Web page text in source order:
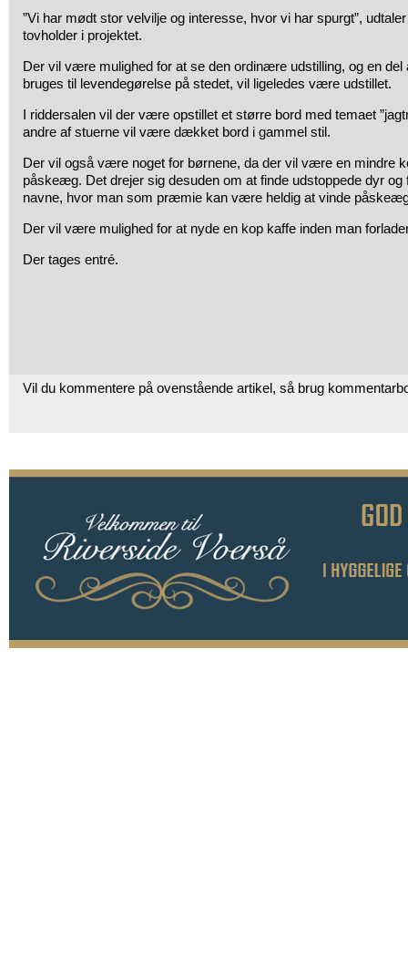
”Vi har mødt stor velvilje og interesse, hvor vi har spurgt”,
tovholder i projektet.
Der vil være mulighed for at se den ordinære udstilling, og en del
bruges til levendegørelse på stedet, vil ligeledes være udstillet.
I riddersalen vil der være opstillet et større bord med temaet
andre af stuerne vil være dækket bord i gammel stil.
Der vil også være noget for børnene, da der vil være en mindre
påskeæg. Det drejer sig desuden om at finde udstoppede dyr
navne, hvor man som præmie kan være heldig at vinde
Der vil være mulighed for at nyde en kop kaffe inden man
Der tages entré.
Vil du kommentere på ovenstående artikel, så brug